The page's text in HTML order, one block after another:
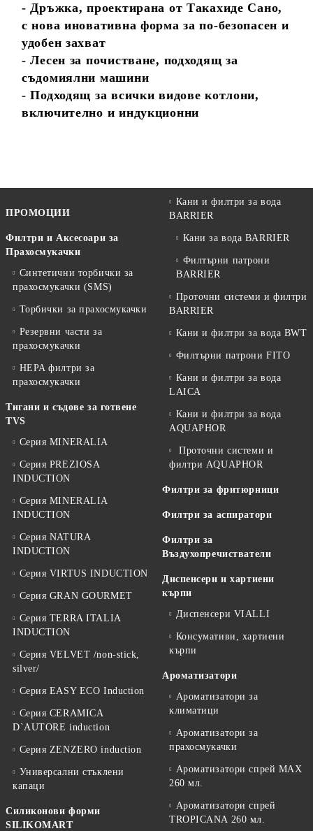
- Дръжка, проектирана от Такахиде Сано,
с нова иновативна форма за по-безопасен и
удобен захват
- Лесен за почистване, подходящ за
съдомиялни машини
- Подходящ за всички видове котлони,
включително и индукционни
ПРОМОЦИИ
Филтри и Аксесоари за
Прахосмукачки
Синтетични торбички за
прахосмукачки (SMS)
Торбички за прахосмукачки
Резервни части за
прахосмукачки
HEPA филтри за
прахосмукачки
Тигани и съдове за готвене
TVS
Серия MINERALIA
Серия PREZIOSA
INDUCTION
Серия MINERALIA
INDUCTION
Серия NATURA
INDUCTION
Серия VIRTUS INDUCTION
Серия GRAN GOURMET
Серия TERRA ITALIA
INDUCTION
Серия VELVET /non-stick,
silver/
Серия EASY ECO Induction
Серия CERAMICA
D`AUTORE induction
Серия ZENZERO induction
Универсални стъклени
капаци
Силиконови форми
SILIKOMART
Кани и филтри за вода
BARRIER
Кани за вода BARRIER
Филтърни патрони
BARRIER
Проточни системи и филтри
BARRIER
Кани и филтри за вода BWT
Филтърни патрони FITO
Кани и филтри за вода
LAICA
Кани и филтри за вода
AQUAPHOR
Проточни системи и
филтри AQUAPHOR
Филтри за фритюрници
Филтри за аспиратори
Филтри за
Въздухопречистватели
Диспенсери и хартиени
кърпи
Диспенсери VIALLI
Консумативи, хартиени
кърпи
Ароматизатори
Ароматизатори за
климатици
Ароматизатори за
прахосмукачки
Ароматизатори спрей MAX
260 мл.
Ароматизатори спрей
TROPICANA 260 мл.